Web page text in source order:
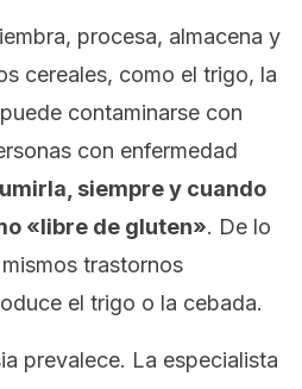
procesa, almacena y
cereales, como el trigo, la
contaminarse con
con enfermedad
siempre y cuando
«libre de gluten». De lo
trastornos
el trigo o la cebada.
prevalece. La especialista